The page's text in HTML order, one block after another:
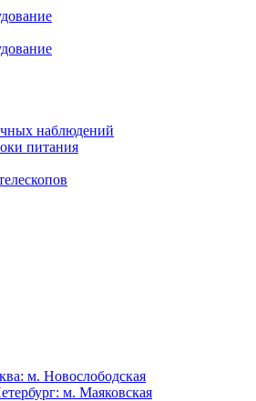
наблюдений
питания
м. Новослободская
м. Маяковская